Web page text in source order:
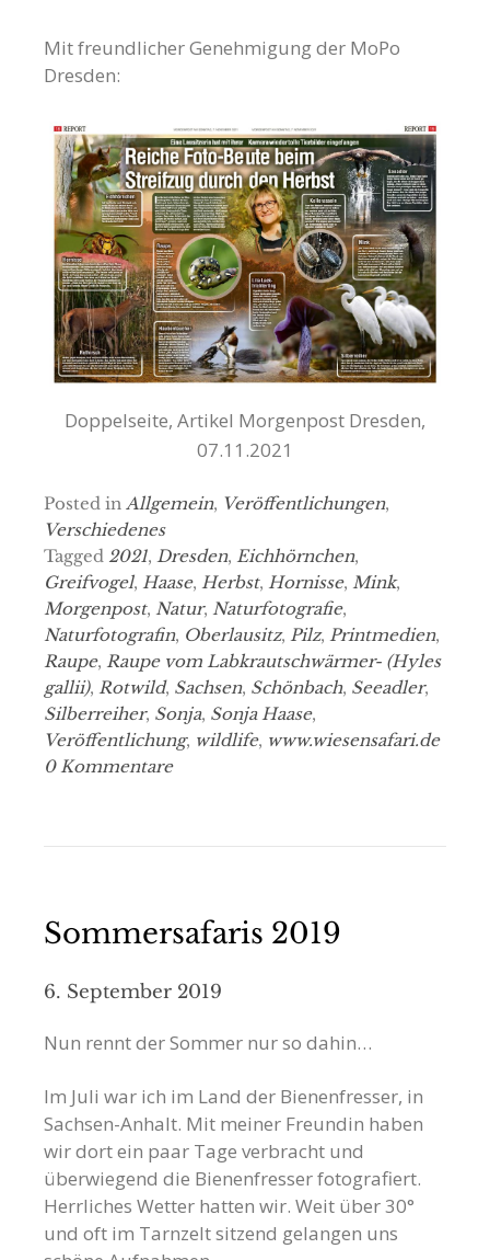
Mit freundlicher Genehmigung der MoPo
Dresden:
Doppelseite, Artikel Morgenpost Dresden,
07.11.2021
Posted in Allgemein, Veröffentlichungen,
Verschiedenes
Tagged 2021, Dresden, Eichhörnchen,
Greifvogel, Haase, Herbst, Hornisse, Mink,
Morgenpost, Natur, Naturfotografie,
Naturfotografin, Oberlausitz, Pilz, Printmedien,
Raupe, Raupe vom Labkrautschwärmer- (Hyles
gallii), Rotwild, Sachsen, Schönbach, Seeadler,
Silberreiher, Sonja, Sonja Haase,
Veröffentlichung, wildlife, www.wiesensafari.de
0 Kommentare
Sommersafaris 2019
6. September 2019
Nun rennt der Sommer nur so dahin…
Im Juli war ich im Land der Bienenfresser, in
Sachsen-Anhalt. Mit meiner Freundin haben
wir dort ein paar Tage verbracht und
überwiegend die Bienenfresser fotografiert.
Herrliches Wetter hatten wir. Weit über 30°
und oft im Tarnzelt sitzend gelangen uns